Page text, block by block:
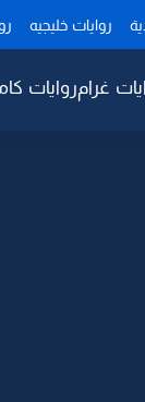
روايات خليجيه
غرامروايات